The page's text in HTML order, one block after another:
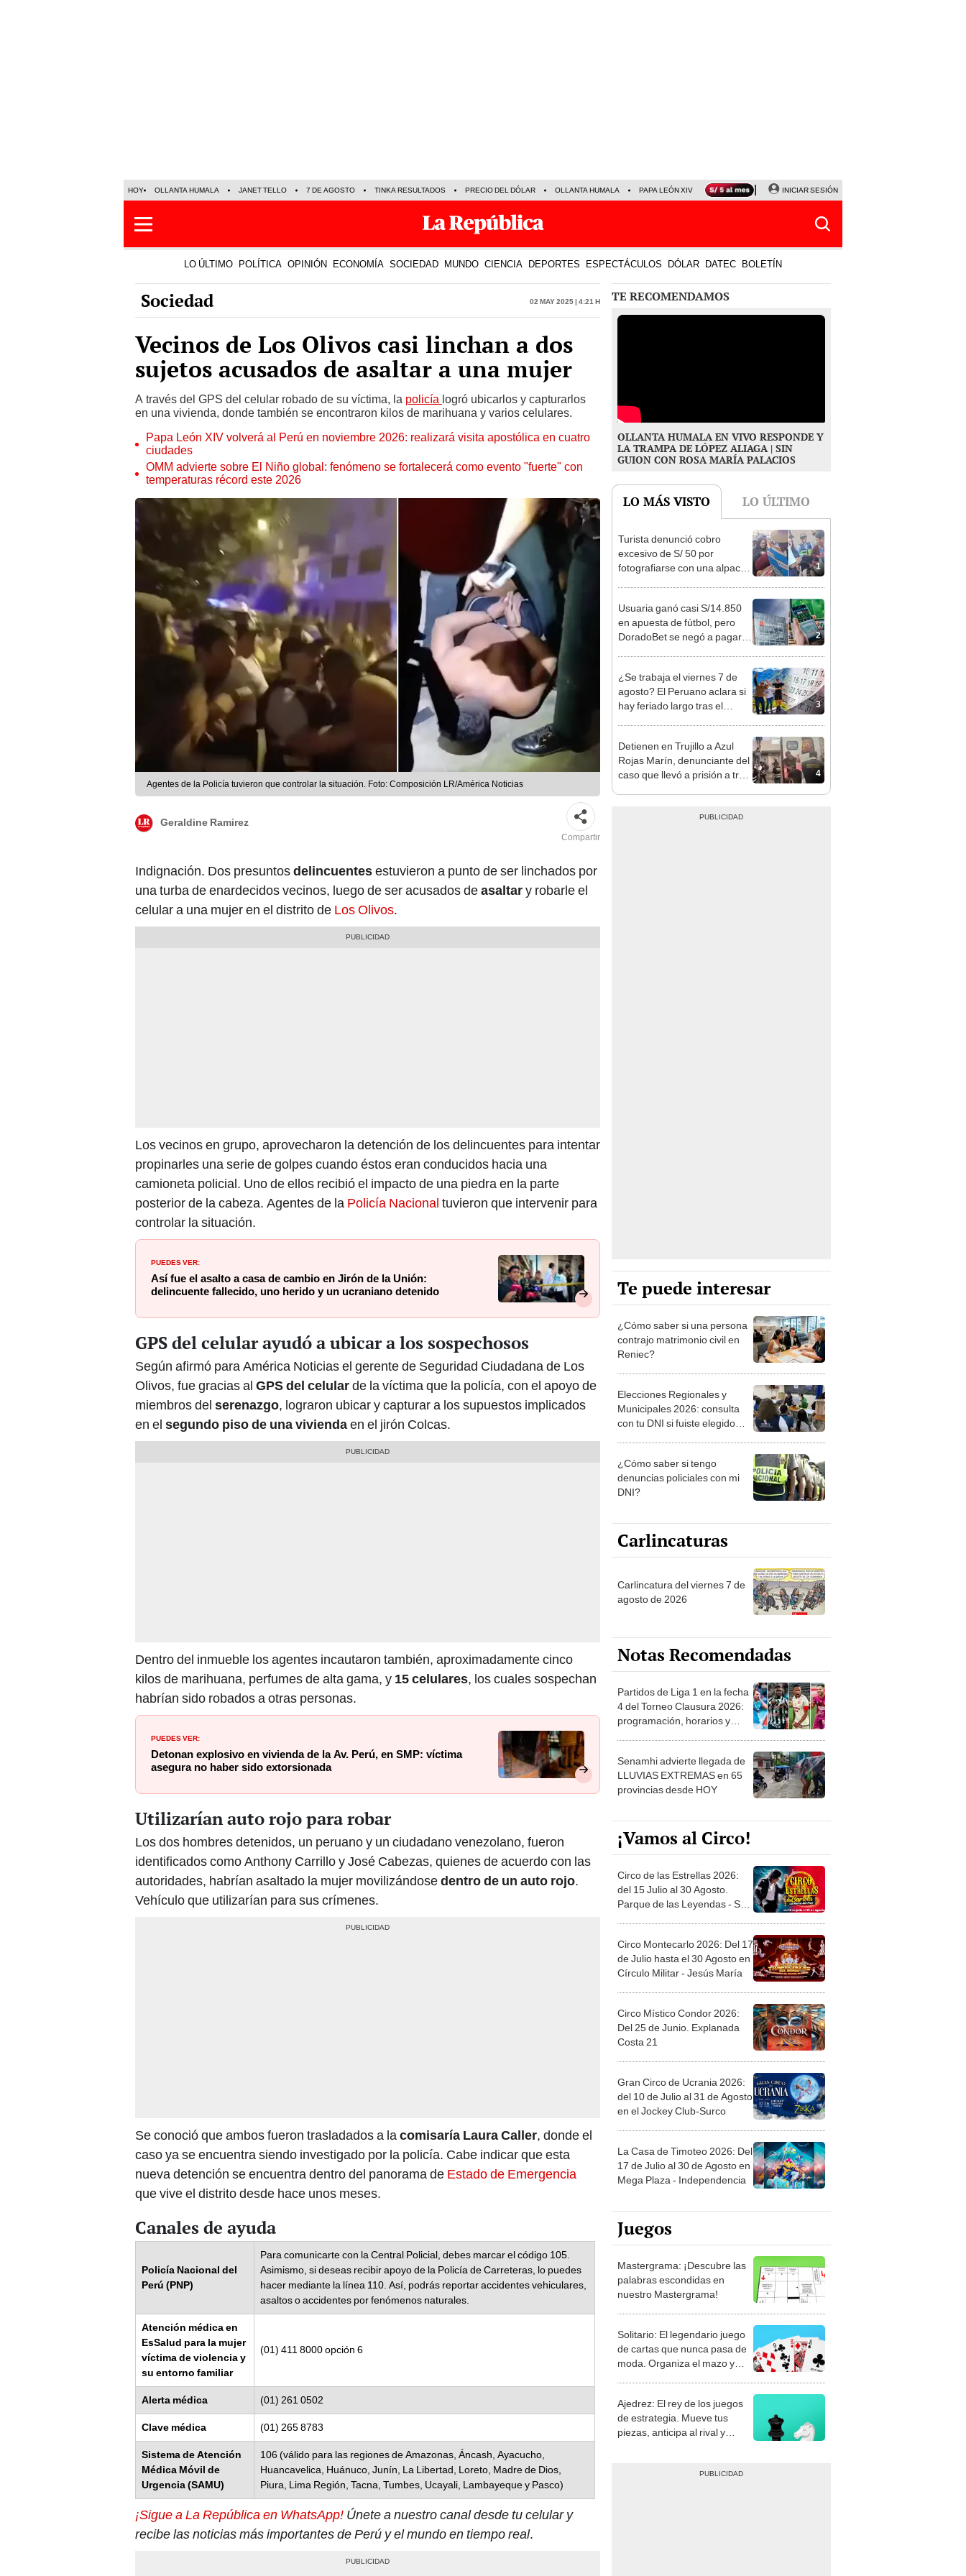
HOY OLLANTA HUMALA JANET TELLO 7 DE AGOSTO TINKA RESULTADOS PRECIO DEL DÓLAR OLLANTA HUMALA PAPA LEÓN XIV NALDY SALDAÑA LA BELLA LUZ
INICIAR SESIÓN
LO ÚLTIMO POLÍTICA OPINIÓN ECONOMÍA SOCIEDAD MUNDO CIENCIA DEPORTES ESPECTÁCULOS DÓLAR DATEC BOLETÍN
Sociedad 02 May 2025 | 4:21 h
Vecinos de Los Olivos casi linchan a dos
sujetos acusados de asaltar a una mujer
A través del GPS del celular robado de su víctima, la policía logró ubicarlos y capturarlos
en una vivienda, donde también se encontraron kilos de marihuana y varios celulares.
Papa León XIV volverá al Perú en noviembre 2026: realizará visita apostólica en cuatro
ciudades
OMM advierte sobre El Niño global: fenómeno se fortalecerá como evento "fuerte" con
temperaturas récord este 2026
Agentes de la Policía tuvieron que controlar la situación. Foto: Composición LR/América Noticias
Geraldine Ramirez
Compartir
Indignación. Dos presuntosdelincuentesestuvieron a punto de ser linchados por
una turba de enardecidos vecinos, luego de ser acusados deasaltary robarle el
celular a una mujer en el distrito de Los Olivos.
Los vecinos en grupo, aprovecharon la detención de los delincuentes para intentar
propinarles una serie de golpes cuando éstos eran conducidos hacia una
camioneta policial. Uno de ellos recibió el impacto de una piedra en la parte
posterior de la cabeza. Agentes de la Policía Nacional tuvieron que intervenir para
controlar la situación.
PUEDES VER:
Así fue el asalto a casa de cambio en Jirón de la Unión:
delincuente fallecido, uno herido y un ucraniano detenido
GPS del celular ayudó a ubicar a los sospechosos
Según afirmó para América Noticias el gerente de Seguridad Ciudadana de Los
Olivos, fue gracias al GPS del celularde la víctima que la policía, con el apoyo de
miembros del serenazgo, lograron ubicar y capturar a los supuestos implicados
en el segundo piso de una viviendaen el jirón Colcas.
Dentro del inmueble los agentes incautaron también, aproximadamente cinco
kilos de marihuana, perfumes de alta gama, y 15 celulares, los cuales sospechan
habrían sido robados a otras personas.
PUEDES VER:
Detonan explosivo en vivienda de la Av. Perú, en SMP: víctima
asegura no haber sido extorsionada
Utilizarían auto rojo para robar
Los dos hombres detenidos, un peruano y un ciudadano venezolano, fueron
identificados como Anthony Carrillo y José Cabezas, quienes de acuerdo con las
autoridades, habrían asaltado la mujer movilizándosedentro de un auto rojo.
Vehículo que utilizarían para sus crímenes.
Se conoció que ambos fueron trasladados a la comisaría Laura Caller, donde el
caso ya se encuentra siendo investigado por la policía. Cabe indicar que esta
nueva detención se encuentra dentro del panorama de Estado de Emergencia
que vive el distrito desde hace unos meses.
Canales de ayuda
Policía Nacional del
Perú (PNP)
Para comunicarte con la Central Policial, debes marcar el código 105.
Asimismo, si deseas recibir apoyo de la Policía de Carreteras, lo puedes
hacer mediante la línea 110. Así, podrás reportar accidentes vehiculares,
asaltos o accidentes por fenómenos naturales.
Atención médica en
EsSalud para la mujer
víctima de violencia y
su entorno familiar
(01) 411 8000 opción 6
Alerta médica (01) 261 0502
Clave médica (01) 265 8783
Sistema de Atención
Médica Móvil de
Urgencia (SAMU)
106 (válido para las regiones de Amazonas, Áncash, Ayacucho,
Huancavelica, Huánuco, Junín, La Libertad, Loreto, Madre de Dios,
Piura, Lima Región, Tacna, Tumbes, Ucayali, Lambayeque y Pasco)
¡Sigue a La República en WhatsApp! Únete a nuestro canal desde tu celular y
recibe las noticias más importantes de Perú y el mundo en tiempo real.
TE RECOMENDAMOS
OLLANTA HUMALA EN VIVO RESPONDE Y
LA TRAMPA DE LÓPEZ ALIAGA | SIN
GUION CON ROSA MARÍA PALACIOS
LO MÁS VISTO LO ÚLTIMO
1
Turista denunció cobro
excesivo de S/ 50 por
fotografiarse con una alpaca
2
Usuaria ganó casi S/14.850
en apuesta de fútbol, pero
DoradoBet se negó a pagar:
3
¿Se trabaja el viernes 7 de
agosto? El Peruano aclara si
hay feriado largo tras el
4
Detienen en Trujillo a Azul
Rojas Marín, denunciante del
caso que llevó a prisión a tres
Te puede interesar
¿Cómo saber si una persona
contrajo matrimonio civil en
Reniec?
Elecciones Regionales y
Municipales 2026: consulta
con tu DNI si fuiste elegido
la ONPE
¿Cómo saber si tengo
denuncias policiales con mi
DNI?
Carlincaturas
Carlincatura del viernes 7 de
agosto de 2026
Notas Recomendadas
Partidos de Liga 1 en la fecha
4 del Torneo Clausura 2026:
programación, horarios y
Senamhi advierte llegada de
LLUVIAS EXTREMAS en 65
provincias desde HOY
¡Vamos al Circo!
Circo de las Estrellas 2026:
del 15 Julio al 30 Agosto.
Parque de las Leyendas - San
Circo Montecarlo 2026: Del 17
de Julio hasta el 30 Agosto en
Círculo Militar - Jesús María
Circo Místico Condor 2026:
Del 25 de Junio. Explanada
Costa 21
Gran Circo de Ucrania 2026:
del 10 de Julio al 31 de Agosto
en el Jockey Club-Surco
La Casa de Timoteo 2026: Del
17 de Julio al 30 de Agosto en
Mega Plaza - Independencia
Juegos
Mastergrama: ¡Descubre las
palabras escondidas en
nuestro Mastergrama!
Solitario: El legendario juego
de cartas que nunca pasa de
moda. Organiza el mazo y
Ajedrez: El rey de los juegos
de estrategia. Mueve tus
piezas, anticipa al rival y